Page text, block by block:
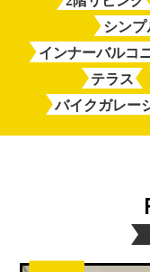
シンプ
インナーバルコ
テラス
バイクガレー